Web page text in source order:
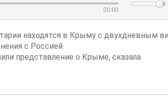
00:00
находятся в Крыму с двухдневным
с Россией.
представление о Крыме, сказала